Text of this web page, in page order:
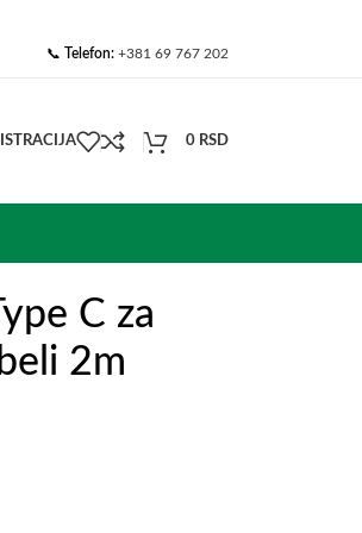
📞 Telefon: +381 69 767 202
0 RSD
C za
2m